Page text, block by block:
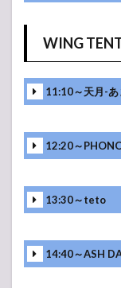
WING
11:10～天月-あ
12:20～
13:30～teto
14:40～ASH